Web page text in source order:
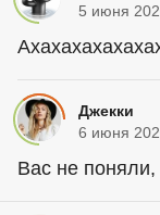
5 июня
Джекки
6 июня
Вас не